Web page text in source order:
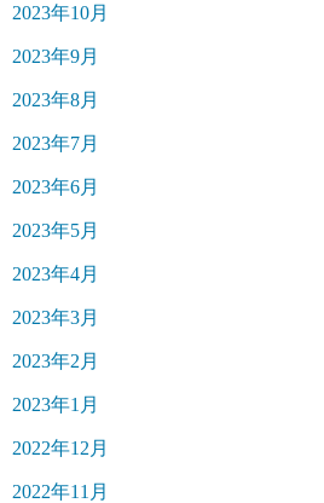
2023年10月
2023年9月
2023年8月
2023年7月
2023年6月
2023年5月
2023年4月
2023年3月
2023年2月
2023年1月
2022年12月
2022年11月